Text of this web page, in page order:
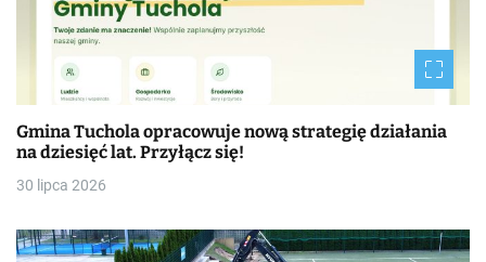
Gmina Tuchola opracowuje nową strategię działania
na dziesięć lat. Przyłącz się!
30 lipca 2026